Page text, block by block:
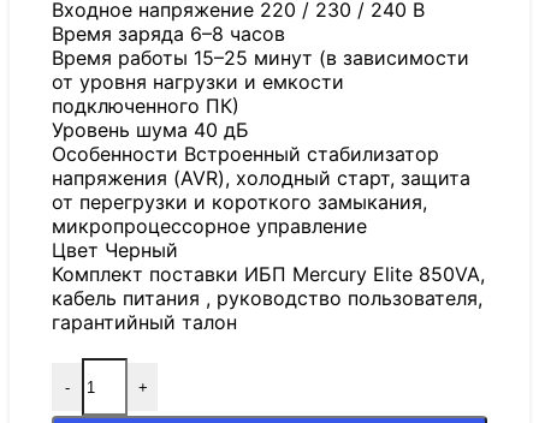
Входное напряжение 220 / 230 / 240 В
Время заряда 6–8 часов
Время работы 15–25 минут (в зависимости
от уровня нагрузки и емкости
подключенного ПК)
Уровень шума 40 дБ
Особенности Встроенный стабилизатор
напряжения (AVR), холодный старт, защита
от перегрузки и короткого замыкания,
микропроцессорное управление
Цвет Черный
Комплект поставки ИБП Mercury Elite 850VA,
кабель питания , руководство пользователя,
гарантийный талон
- +